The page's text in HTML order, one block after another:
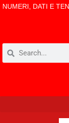
NUMERI, DATI E